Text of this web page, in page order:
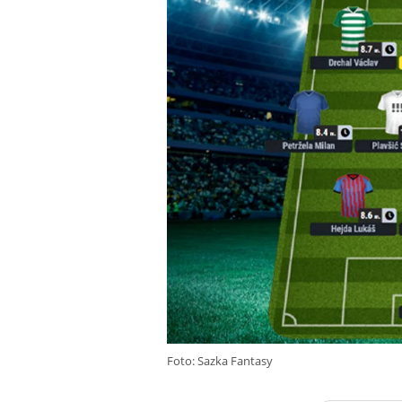
Foto: Sazka Fantasy